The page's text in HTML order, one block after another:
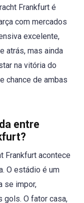
Frankfurt é
com mercados
excelente,
atrás, mas ainda
na vitória do
chance de ambas
entre
Frankfurt acontece
O estádio é um
se impor,
gols. O fator casa,